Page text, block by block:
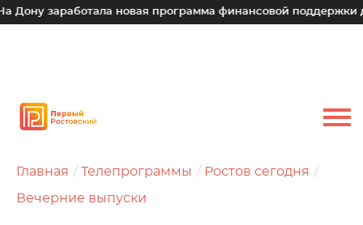
новая программа финансовой поддержки для
Главная Телепрограммы Ростов сегодня
Вечерние выпуски